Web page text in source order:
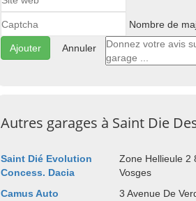
Nombre de
Annuler
Autres garages à Saint Die
Saint Dié Evolution
Concess. Dacia
Zone Hellieule 2
Vosges
Camus Auto
3 Avenue De